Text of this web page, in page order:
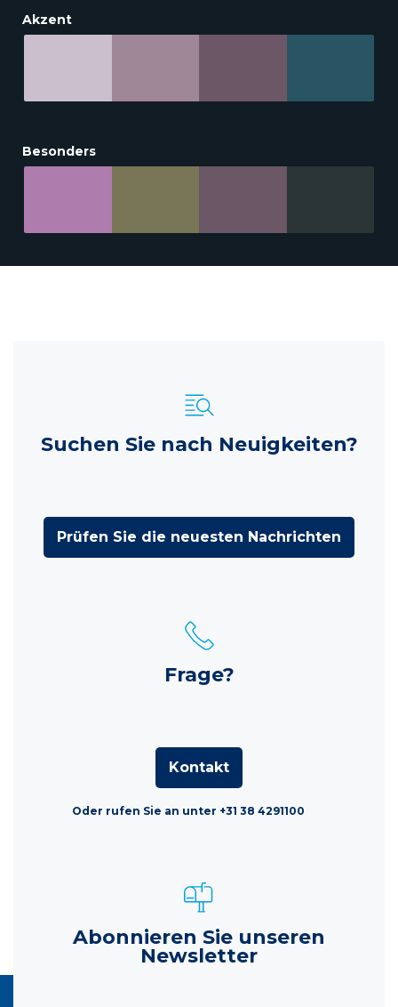
Akzent
Besonders
Suchen Sie nach Neuigkeiten?
Prüfen Sie die neuesten Nachrichten
Frage?
Kontakt
Oder rufen Sie an unter +31 38 4291100
Abonnieren Sie unseren
Newsletter